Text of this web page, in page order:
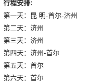
行程安排:
第一天：昆 明-首尔-济州
第二天：济州
第三天：济州
第四天：济州-首尔
第五天：首尔
第六天：首尔